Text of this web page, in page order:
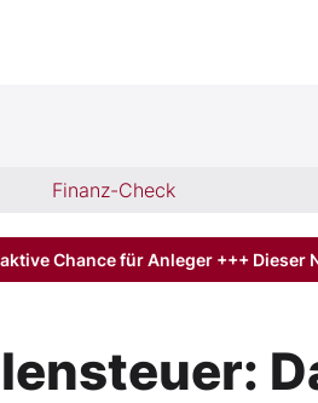
Finanz-Check
Chance für Anleger +++